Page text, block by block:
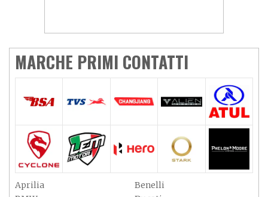
MARCHE PRIMI CONTATTI
Aprilia
Benelli